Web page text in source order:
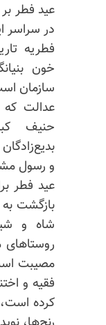
عید فطر
در سراسر
خون
سازمان
عدالت که
حنیف
و رسول
عید فطر
بازگشت
شاه و
روستاهای
مصیبت
فقیه و
کرده